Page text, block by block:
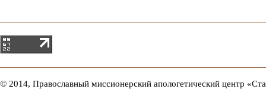
© 2014, Православный миссионерский апологетический центр